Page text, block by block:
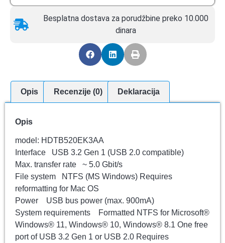
Besplatna dostava za porudžbine preko 10.000
dinara
Opis Recenzije (0) Deklaracija
Opis
model: HDTB520EK3AA
Interface USB 3.2 Gen 1 (USB 2.0 compatible)
Max. transfer rate ~ 5.0 Gbit/s
File system NTFS (MS Windows) Requires
reformatting for Mac OS
Power USB bus power (max. 900mA)
System requirements Formatted NTFS for Microsoft®
Windows® 11, Windows® 10, Windows® 8.1 One free
port of USB 3.2 Gen 1 or USB 2.0 Requires